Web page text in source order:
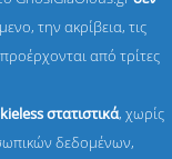
την ακρίβεια, τις
από τρίτες
στατιστικά, χωρίς
δεδομένων,